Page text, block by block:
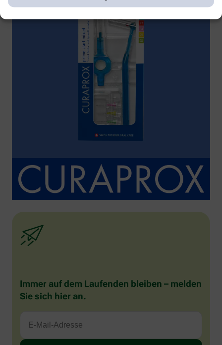
Immer auf dem Laufenden bleiben – melden
Sie sich hier an.